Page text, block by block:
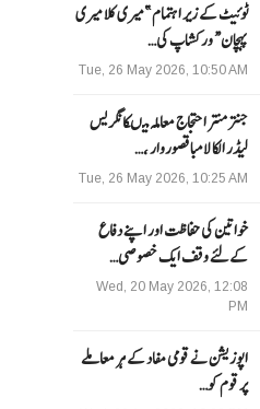
ٹوئیٹ کے زیر اہتمام ”میری کلا میری
پہچان“ ورکشاپ کی…
Tue, 26 May 2026, 10:50 AM
جنتر منتر احتجاج معاملہ میںکانگریس
لیڈر الکا لامبا قصوروار ،…
Tue, 26 May 2026, 10:25 AM
خواتین کی حفاظت اور اپنے دفاع
کےلئے وقف ایک خصوصی…
Wed, 20 May 2026, 12:08
PM
اپوزیشن نے قومی مفاد کے ہر معاملے
پر قوم کو…